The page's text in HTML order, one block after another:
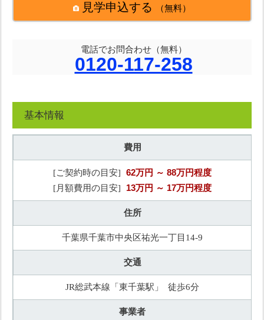
見学申込する （無料）
電話でお問合わせ（無料）
0120-117-258
基本情報
費用
[ご契約時の目安] 62万円 ～ 88万円程度
[月額費用の目安] 13万円 ～ 17万円程度
住所
千葉県千葉市中央区祐光一丁目14-9
交通
JR総武本線「東千葉駅」 徒歩6分
事業者